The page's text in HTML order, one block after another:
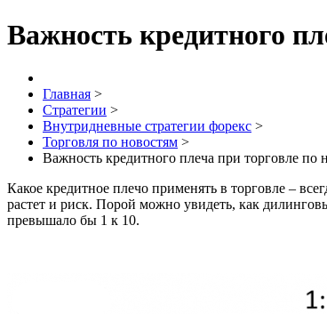
Важность кредитного
Главная >
Стратегии >
Внутридневные стратегии форекс >
Торговля по новостям >
Важность кредитного плеча при торговле по
Какое кредитное плечо применять в торговле –
растет и риск. Порой можно увидеть, как
превышало бы 1 к 10.